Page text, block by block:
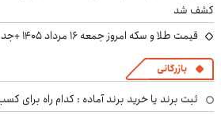
کشف شد
قیمت طلا و سکه امروز جمعه ۱۶ مرداد ۱۴۰۵ +جدول
بازرگانی
ثبت برند یا خرید برند آماده : کدام راه برای